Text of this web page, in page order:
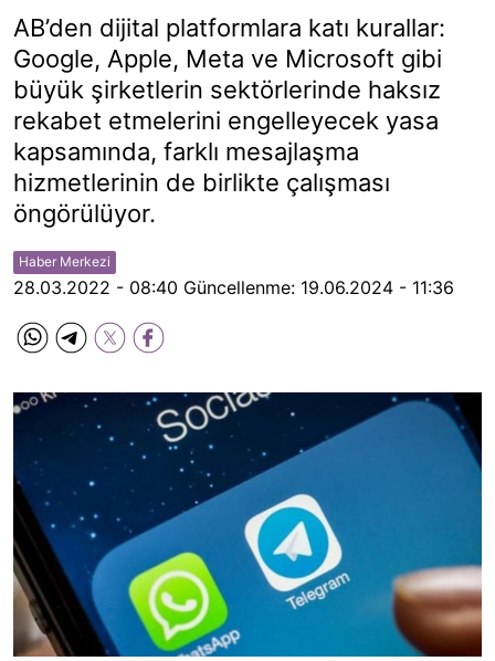
AB’den dijital platformlara katı kurallar:
Google, Apple, Meta ve Microsoft gibi
büyük şirketlerin sektörlerinde haksız
rekabet etmelerini engelleyecek yasa
kapsamında, farklı mesajlaşma
hizmetlerinin de birlikte çalışması
öngörülüyor.
Haber Merkezi
28.03.2022 - 08:40 Güncellenme: 19.06.2024 - 11:36